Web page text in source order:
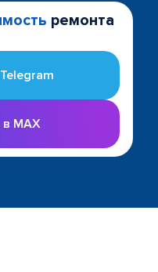
ремонта
в MAX